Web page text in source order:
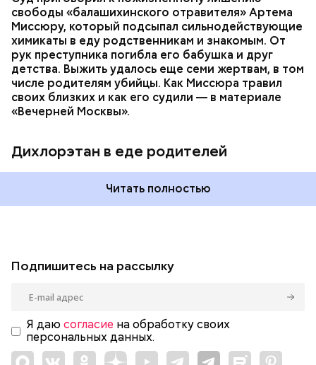
свободы «балашихинского отравителя» Артема
Миссюру, который подсыпал сильнодействующие
химикаты в еду родственникам и знакомым. От
рук преступника погибла его бабушка и друг
детства. Выжить удалось еще семи жертвам, в том
числе родителям убийцы. Как Миссюра травил
своих близких и как его судили — в материале
«Вечерней Москвы».
Дихлорэтан в еде родителей
Читать полностью
Подпишитесь на рассылку
Я даю согласие на обработку своих
персональных данных.